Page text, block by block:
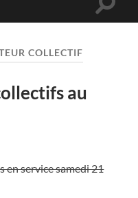
Toggle
COLLECTIF
au
en service samedi 21